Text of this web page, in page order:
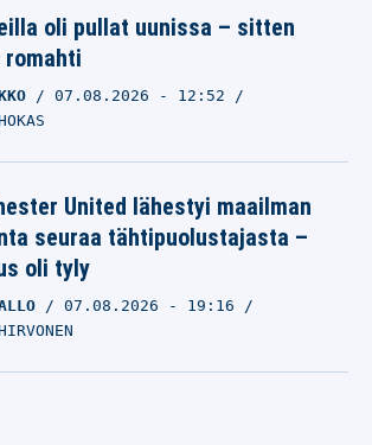
oli pullat uunissa – sitten
07.08.2026 - 12:52
United lähestyi maailman
seuraa tähtipuolustajasta –
oli tyly
07.08.2026 - 19:16